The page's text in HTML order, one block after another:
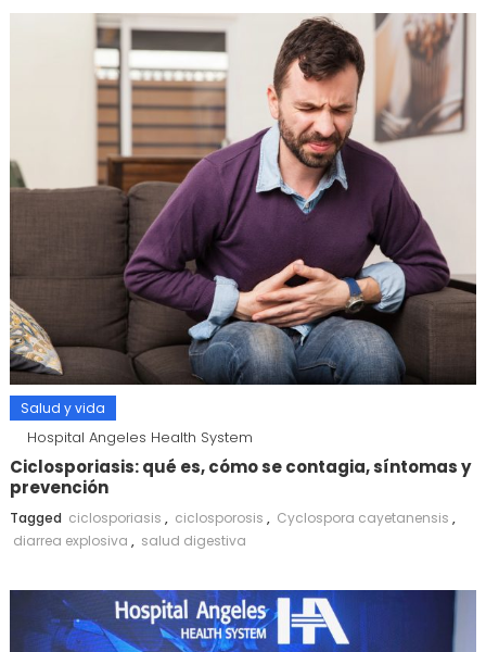
Salud y vida
Hospital Angeles Health System
Ciclosporiasis: qué es, cómo se contagia, síntomas y
prevención
Tagged ciclosporiasis , ciclosporosis , Cyclospora cayetanensis ,
diarrea explosiva , salud digestiva